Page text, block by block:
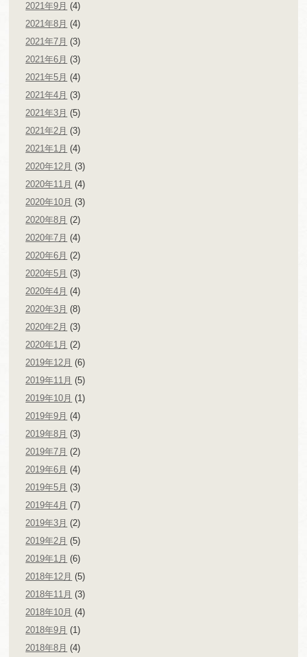
2021年9月 (4)
2021年8月 (4)
2021年7月 (3)
2021年6月 (3)
2021年5月 (4)
2021年4月 (3)
2021年3月 (5)
2021年2月 (3)
2021年1月 (4)
2020年12月 (3)
2020年11月 (4)
2020年10月 (3)
2020年8月 (2)
2020年7月 (4)
2020年6月 (2)
2020年5月 (3)
2020年4月 (4)
2020年3月 (8)
2020年2月 (3)
2020年1月 (2)
2019年12月 (6)
2019年11月 (5)
2019年10月 (1)
2019年9月 (4)
2019年8月 (3)
2019年7月 (2)
2019年6月 (4)
2019年5月 (3)
2019年4月 (7)
2019年3月 (2)
2019年2月 (5)
2019年1月 (6)
2018年12月 (5)
2018年11月 (3)
2018年10月 (4)
2018年9月 (1)
2018年8月 (4)